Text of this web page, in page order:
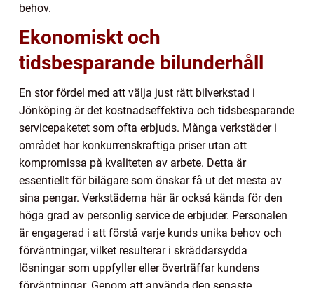
behov.
Ekonomiskt och
tidsbesparande bilunderhåll
En stor fördel med att välja just rätt bilverkstad i
Jönköping är det kostnadseffektiva och tidsbesparande
servicepaketet som ofta erbjuds. Många verkstäder i
området har konkurrenskraftiga priser utan att
kompromissa på kvaliteten av arbete. Detta är
essentiellt för bilägare som önskar få ut det mesta av
sina pengar. Verkstäderna här är också kända för den
höga grad av personlig service de erbjuder. Personalen
är engagerad i att förstå varje kunds unika behov och
förväntningar, vilket resulterar i skräddarsydda
lösningar som uppfyller eller överträffar kundens